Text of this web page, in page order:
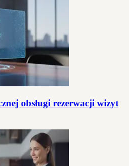
obsługi rezerwacji wizyt